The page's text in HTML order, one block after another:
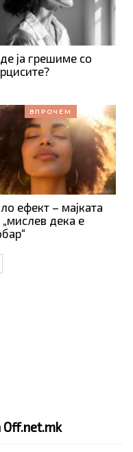
ја грешиме со
ВПРОЧЕМ
ефект – мајката
„мислев дека е